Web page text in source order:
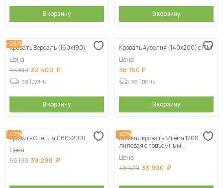
В корзину В корзину
-28%
Кровать Версаль (160х190)
Цена
44 810 32 400
за 1 день
В корзину
Кровать Аурелия (140х200) с ПМ
Цена
36 150
за 1 день
В корзину
-42%
Кровать Стелла (160х200)
Цена
68 100 39 298
-30%
Мягкая кровать Milena 1200
лиловая с подъемным
Цена
48 420 33 900